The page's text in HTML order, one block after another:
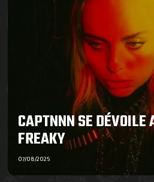
CAPTNNN SE DÉVOILE
FREAKY
07/08/2025